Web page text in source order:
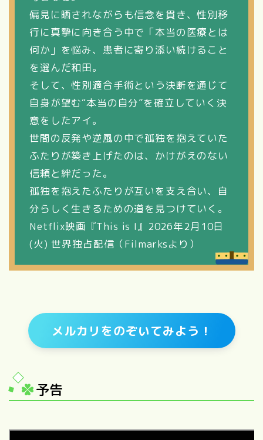
偏見に晒されながらも信念を貫き、性別移
行に真摯に向き合う中で「本当の医療とは
何か」を悩み、患者に寄り添い続けること
を選んだ和田。
そして、性別適合手術という決断を通じて
自身が望む“本当の自分”を確立していく決
意をしたアイ。
世間の反発や逆風の中で孤独を抱えていた
ふたりが築き上げたのは、かけがえのない
信頼と絆だった。
孤独を抱えたふたりが互いを支え合い、自
分らしく生きるための道を見つけていく。
Netflix映画『This is I』2026年2月10日
(火) 世界独占配信（Filmarksより）
メルカリをのぞいてみよう！
予告